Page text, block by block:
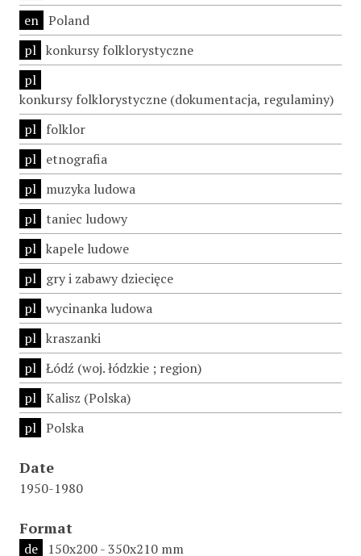
en Poland
pl konkursy folklorystyczne
pl
konkursy folklorystyczne (dokumentacja, regulaminy)
pl folklor
pl etnografia
pl muzyka ludowa
pl taniec ludowy
pl kapele ludowe
pl gry i zabawy dziecięce
pl wycinanka ludowa
pl kraszanki
pl Łódź (woj. łódzkie ; region)
pl Kalisz (Polska)
pl Polska
Date
1950-1980
Format
de 150x200 - 350x210 mm